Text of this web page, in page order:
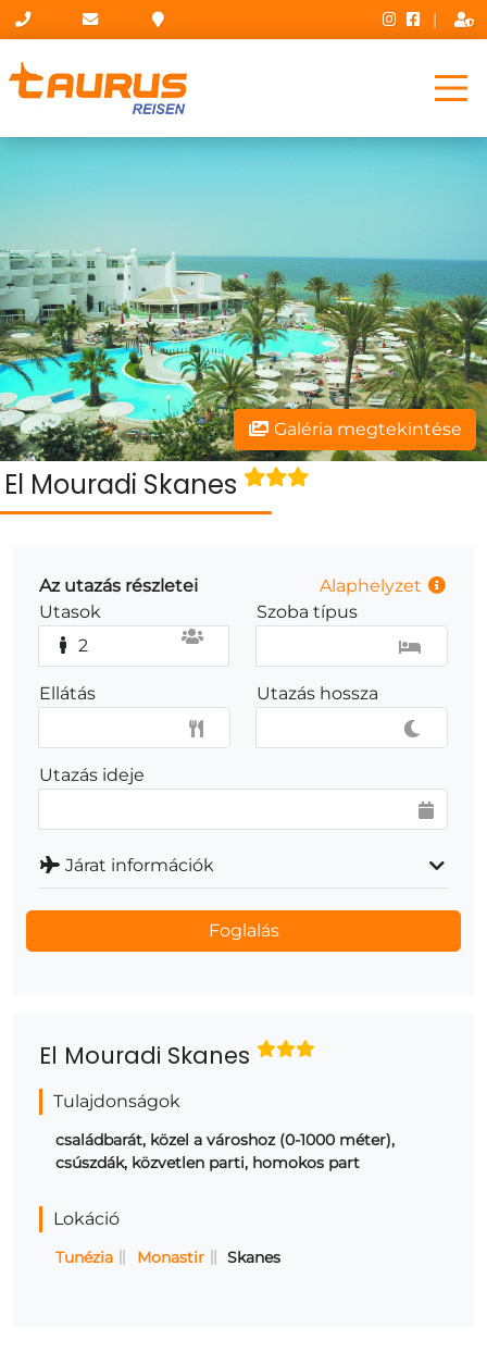
|
Galéria megtekintése
El Mouradi Skanes
El Mouradi Skanes
Tulajdonságok
családbarát, közel a városhoz (0-1000 méter),
csúszdák, közvetlen parti, homokos part
Lokáció
Tunézia Monastir Skanes
Az utazás részletei
Alaphelyzet
Utasok
2
Szoba típus
Ellátás Utazás hossza
Utazás ideje
Járat információk